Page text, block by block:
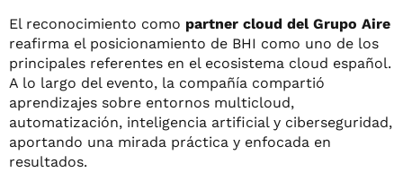
El reconocimiento como partner cloud del Grupo Aire
reafirma el posicionamiento de BHI como uno de los
principales referentes en el ecosistema cloud español.
A lo largo del evento, la compañía compartió
aprendizajes sobre entornos multicloud,
automatización, inteligencia artificial y ciberseguridad,
aportando una mirada práctica y enfocada en
resultados.